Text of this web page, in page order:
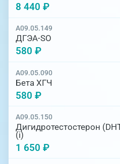
8 440 ₽
A09.05.149
ДГЭА-SO
580 ₽
A09.05.090
Бета ХГЧ
580 ₽
A09.05.150
Дигидротестостерон
(i)
1 650 ₽